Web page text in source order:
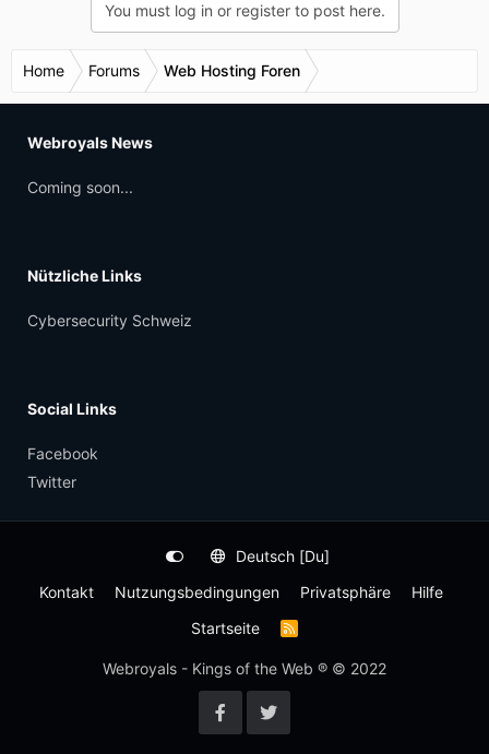
You must log in or register to post here.
Home Forums Web Hosting Foren
Webroyals News
Coming soon...
Nützliche Links
Cybersecurity Schweiz
Social Links
Facebook
Twitter
Deutsch [Du]
Kontakt
Nutzungsbedingungen Privatsphäre
Hilfe
Startseite
R
S
Webroyals - Kings of the Web ® © 2022